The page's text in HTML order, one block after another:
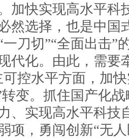
加快实现高水平科
然选择，也是中国
刀切”“全面出击”
代化。由此，需要
控水平方面，加
转变。抓住国产化
、实现高水平科技
项，勇闯创新“无